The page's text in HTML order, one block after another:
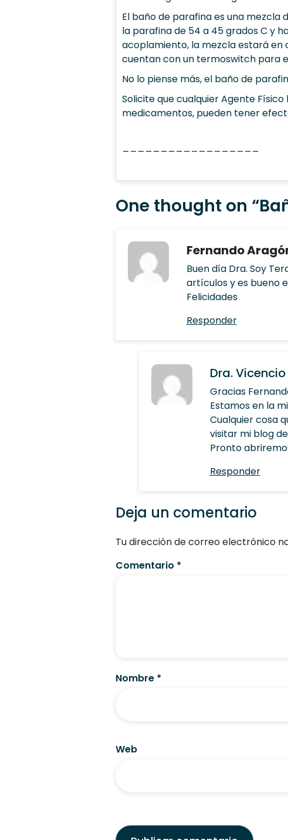
El baño de parafina es una mezcla
la parafina de 54 a 45 grados C y
acoplamiento, la mezcla estará en
cuentan con un termoswitch para
No lo piense más, el baño de
Solicite que cualquier Agente
medicamentos, pueden tener
One thought on “
Fernando
Buen día Dra. Soy
artículos y es bueno
Felicidades
Responder
Dra. Vicencio
Gracias
Estamos en la
Cualquier cosa
visitar mi blog
Pronto
Responder
Deja un comentario
Tu dirección de correo electrónico
Comentario *
Nombre *
Web